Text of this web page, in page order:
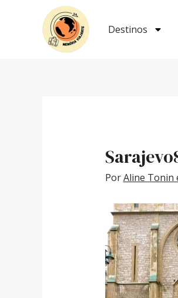
Destinos
PorAline Tonin
Post
navigation